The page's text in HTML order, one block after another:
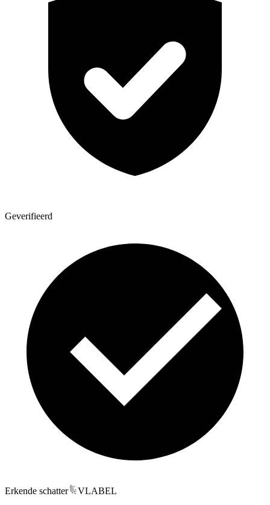
Geverifieerd
Erkende schatter
VLABEL